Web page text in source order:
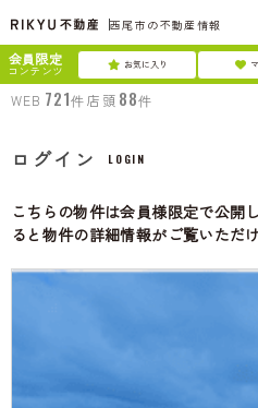
西尾市の不動産情報
会員限定
コンテンツ お気に入り
WEB 721件 店頭 88件
ログイン LOGIN
こちらの物件は会員様限定で公開
ると物件の詳細情報がご覧いただけ